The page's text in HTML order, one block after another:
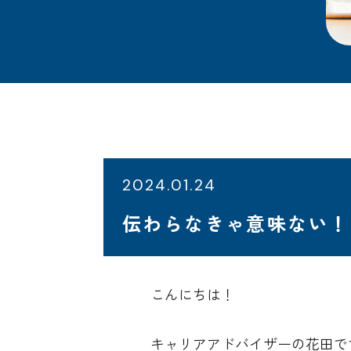
2024.01.24
伝わらなきゃ意味ない！
こんにちは！
キャリアアドバイザーの花田